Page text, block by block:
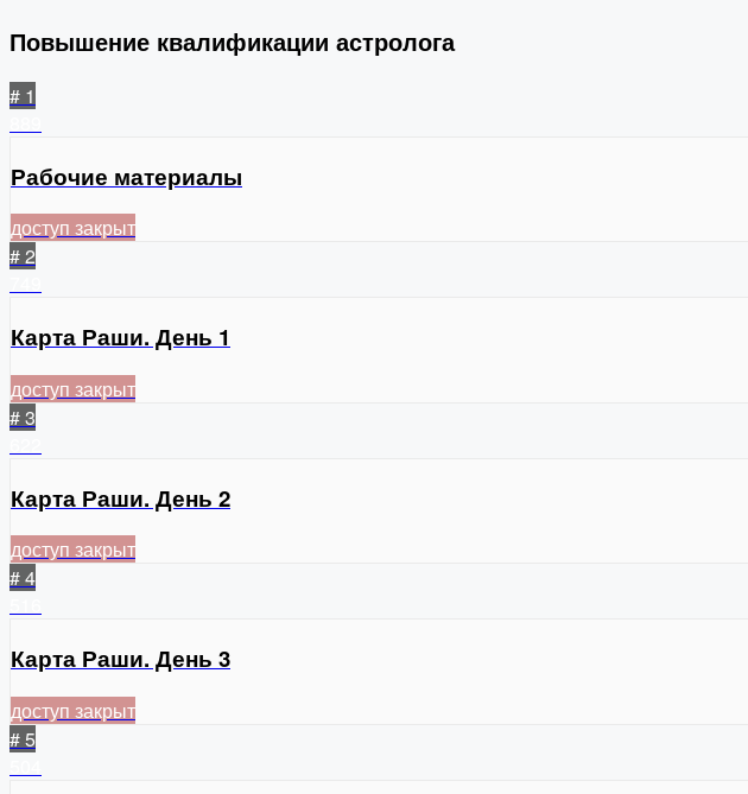
Повышение квалификации астролога
# 1
Рабочие материалы
доступ закрыт
# 2
Карта Раши. День 1
доступ закрыт
# 3
Карта Раши. День 2
доступ закрыт
# 4
Карта Раши. День 3
доступ закрыт
# 5